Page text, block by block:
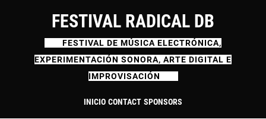
contenido
FESTIVAL RADICAL DB
FESTIVAL DE MÚSICA ELECTRÓNICA,
EXPERIMENTACIÓN SONORA, ARTE DIGITAL E
IMPROVISACIÓN
INICIO CONTACT SPONSORS